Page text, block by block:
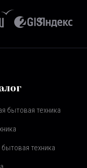
бытовая техника
техника